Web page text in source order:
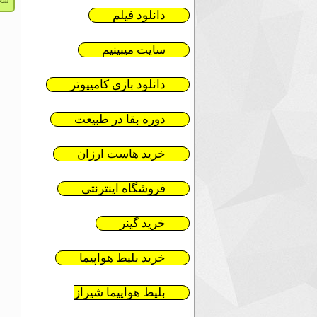
دانلود فیلم
سایت میبینیم
دانلود بازی کامیپوتر
دوره بقا در طبیعت
خرید هاست ارزان
فروشگاه اینترنتی
خرید گینر
خرید بلیط هواپیما
بلیط هواپیما شیراز